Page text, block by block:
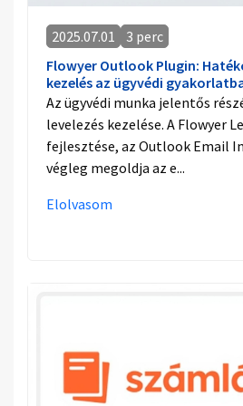
2025.07.01
3 perc
Flowyer Outlook Plugin:
kezelés az ügyvédi
Az ügyvédi munka jelentős
levelezés kezelése. A Flowyer
fejlesztése, az Outlook Email
végleg megoldja az e...
Elolvasom